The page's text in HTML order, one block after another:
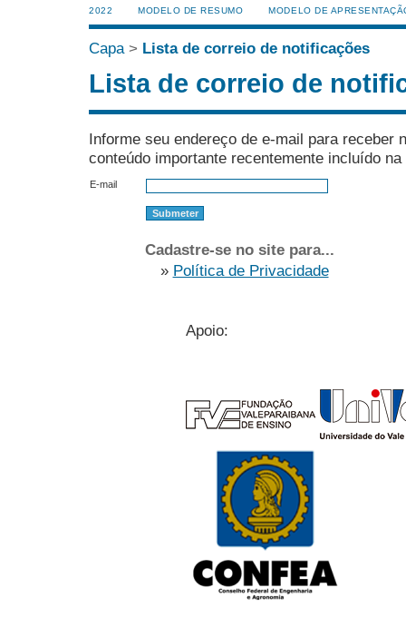
2022
MODELO DE RESUMO MODELO DE
Capa> Lista de correio de notificações
Lista de correio de
Informe seu endereço de e-mail para receber
conteúdo importante recentemente incluído
E-mail
Cadastre-se no site para...
» Política de Privacidade
Apoio: